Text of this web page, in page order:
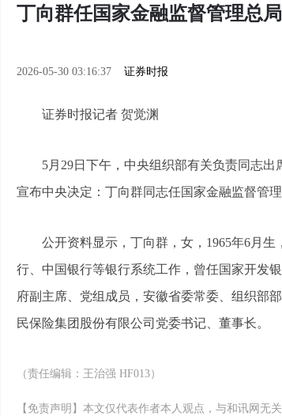
丁向群任国家金融监督管理总
2026-05-30 03:16:37 证券时报
证券时报记者 贺觉渊
5月29日下午，中央组织部有关负责同志出
宣布中央决定：丁向群同志任国家金融监督管理
公开资料显示，丁向群，女，1965年6月
行、中国银行等银行系统工作，曾任国家开发
府副主席、党组成员，安徽省委常委、组织部
民保险集团股份有限公司党委书记、董事长。
（责任编辑：王治强 HF013）
【免责声明】本文仅代表作者本人观点，与和讯网无